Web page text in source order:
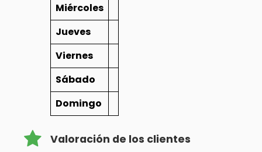
Miércoles
Jueves
Viernes
Sábado
Domingo
Valoración de los clientes